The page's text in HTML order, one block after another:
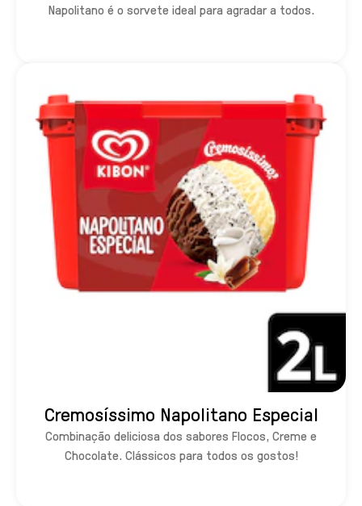
Napolitano é o sorvete ideal para agradar a todos.
Cremosíssimo Napolitano Especial
Combinação deliciosa dos sabores Flocos, Creme e
Chocolate. Clássicos para todos os gostos!